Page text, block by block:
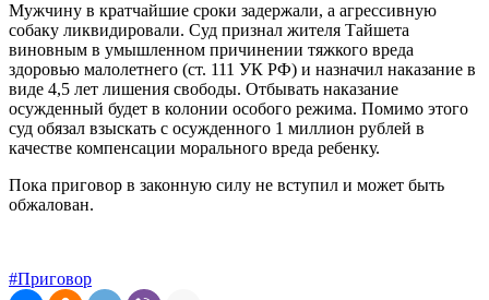
Мужчину в кратчайшие сроки задержали, а агрессивную
собаку ликвидировали. Суд признал жителя Тайшета
виновным в умышленном причинении тяжкого вреда
здоровью малолетнего (ст. 111 УК РФ) и назначил наказание в
виде 4,5 лет лишения свободы. Отбывать наказание
осужденный будет в колонии особого режима. Помимо этого
суд обязал взыскать с осужденного 1 миллион рублей в
качестве компенсации морального вреда ребенку.
Пока приговор в законную силу не вступил и может быть
обжалован.
#Приговор